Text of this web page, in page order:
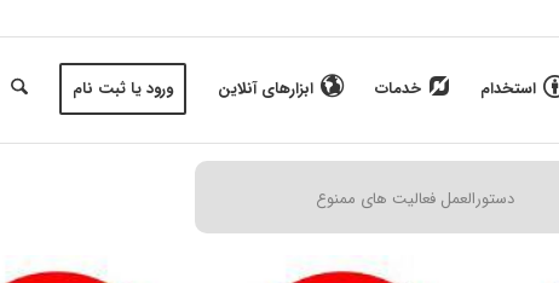
استخدام خدمات ابزارهای آنلاین ورود یا ثبت نام
دستورالعمل فعالیت های ممنوع